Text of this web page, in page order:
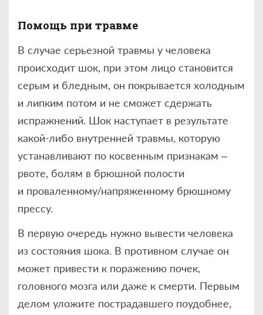
Помощь при травме
В случае серьезной травмы у человека
происходит шок, при этом лицо становится
серым и бледным, он покрывается холодным
и липким потом и не сможет сдержать
испражнений. Шок наступает в результате
какой-либо внутренней травмы, которую
устанавливают по косвенным признакам –
рвоте, болям в брюшной полости
и проваленному/напряженному брюшному
прессу.
В первую очередь нужно вывести человека
из состояния шока. В противном случае он
может привести к поражению почек,
головного мозга или даже к смерти. Первым
делом уложите пострадавшего поудобнее,